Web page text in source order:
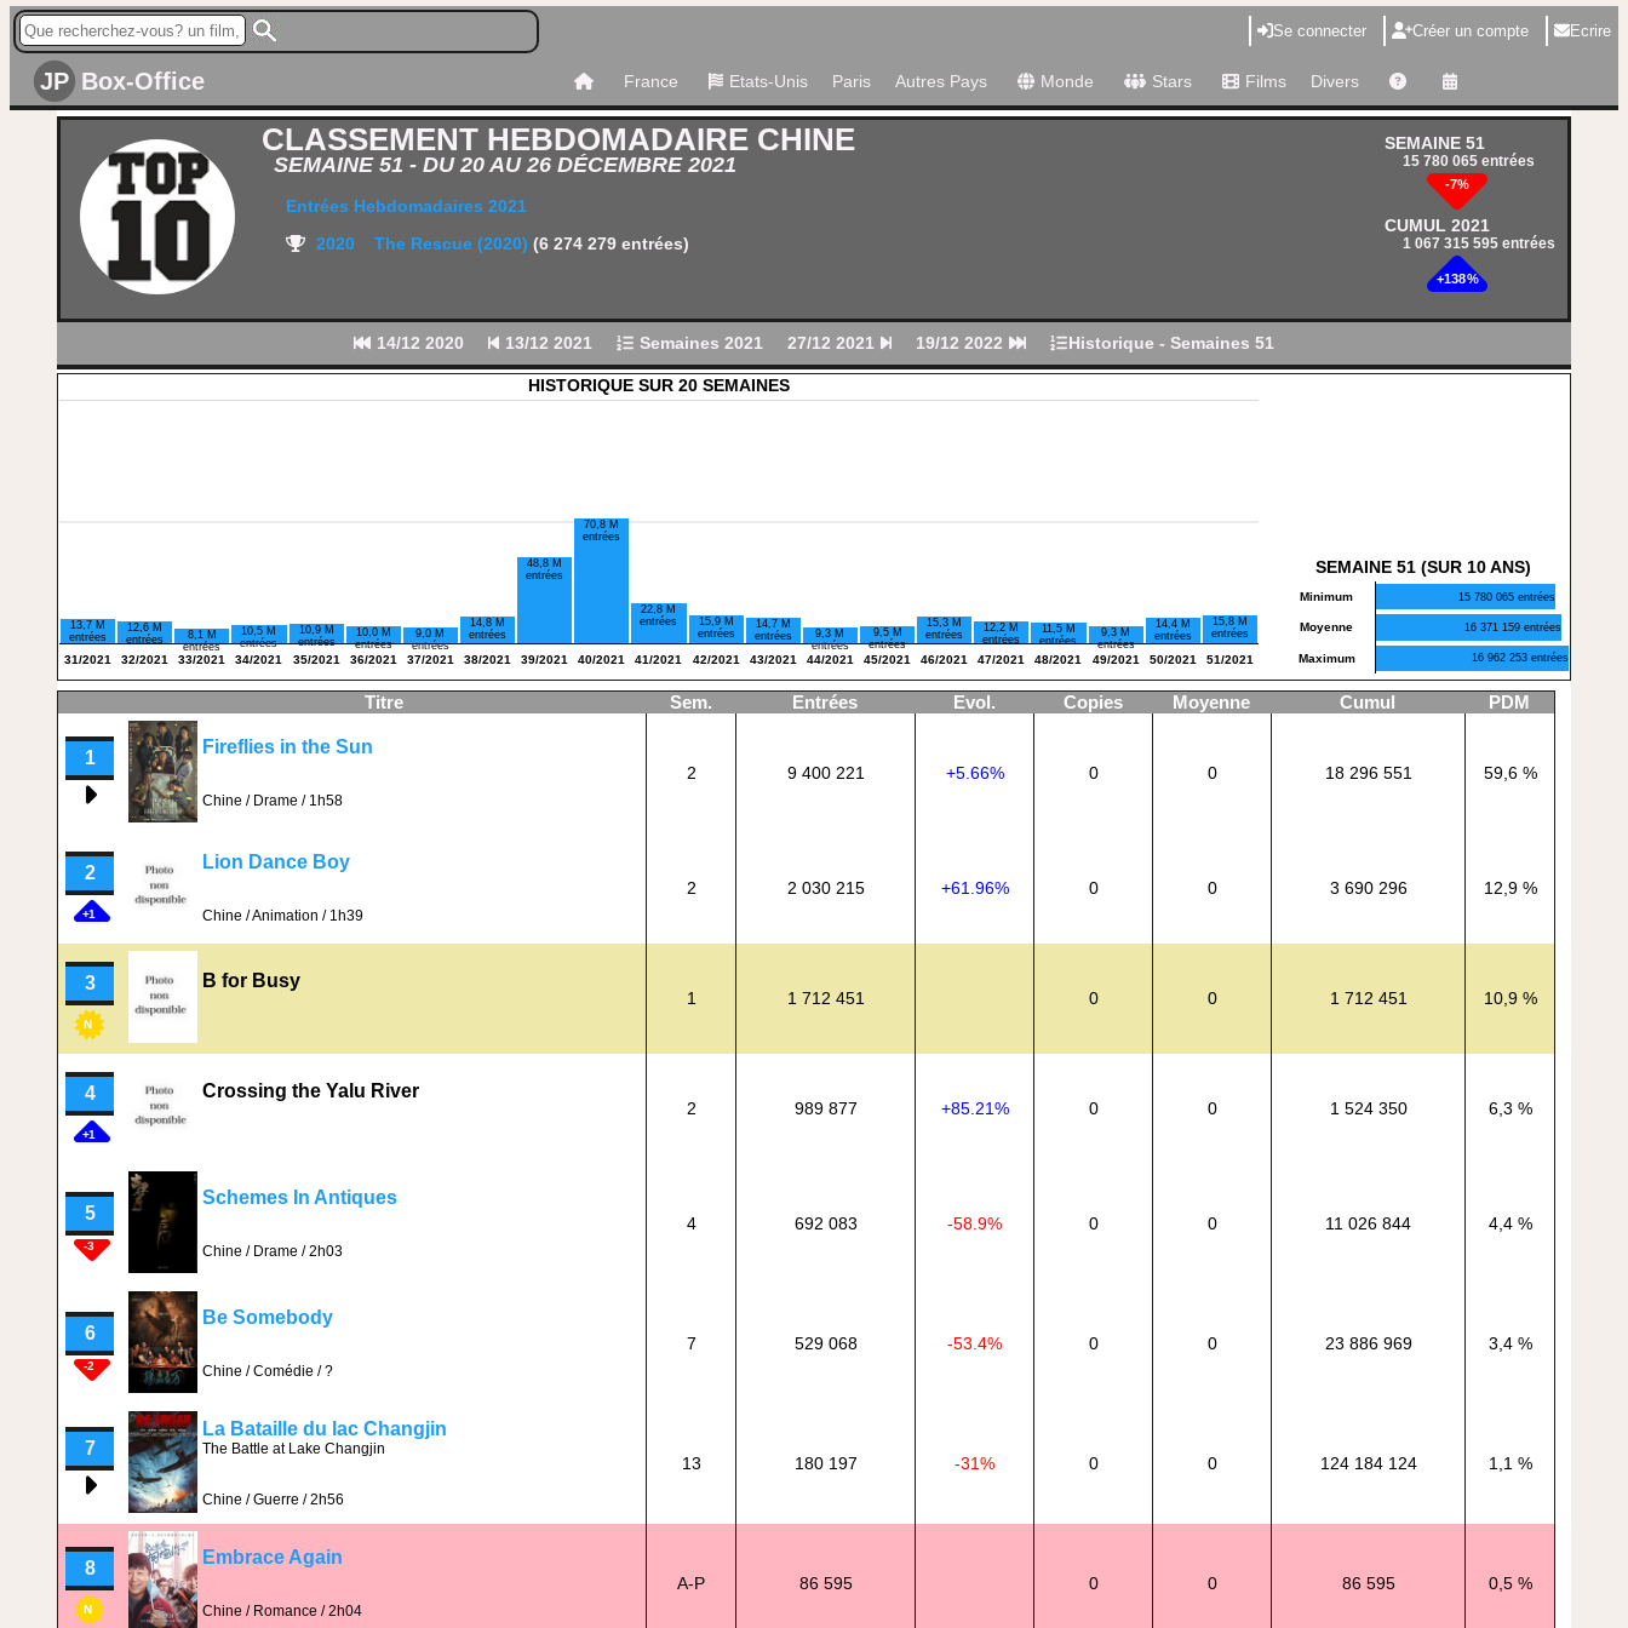
Se connecter Créer un compte Ecrire
JP Box-Office France Etats-Unis Paris Autres Pays Monde Stars Films Divers
CLASSEMENT HEBDOMADAIRE CHINE
SEMAINE 51 - DU 20 AU 26 DÉCEMBRE 2021
Entrées Hebdomadaires 2021
2020
The Rescue (2020) (6 274 279 entrées)
SEMAINE 51
15 780 065 entrées
-7%
CUMUL 2021
1 067 315 595 entrées
+138%
14/12 2020 13/12 2021 Semaines 2021 27/12 2021 19/12 2022 Historique - Semaines 51
HISTORIQUE SUR 20 SEMAINES
31/2021
13,7 M
entrées
32/2021
12,6 M
entrées
33/2021
8,1 M
entrées
34/2021
10,5 M
entrées
35/2021
10,9 M
entrées
36/2021
10,0 M
entrées
37/2021
9,0 M
entrées
38/2021
14,8 M
entrées
39/2021
48,8 M
entrées
40/2021
70,8 M
entrées
41/2021
22,8 M
entrées
42/2021
15,9 M
entrées
43/2021
14,7 M
entrées
44/2021
9,3 M
entrées
45/2021
9,5 M
entrées
46/2021
15,3 M
entrées
47/2021
12,2 M
entrées
48/2021
11,5 M
entrées
49/2021
9,3 M
entrées
50/2021
14,4 M
entrées
51/2021
15,8 M
entrées
SEMAINE 51 (SUR 10 ANS)
Minimum 15 780 065 entrées
Moyenne 16 371 159 entrées
Maximum 16 962 253 entrées
Titre Sem. Entrées Evol. Copies Moyenne Cumul PDM
1
Fireflies in the Sun
Chine / Drame / 1h58
2 9 400 221 +5.66% 0 0 18 296 551 59,6 %
2
+1
Lion Dance Boy
Chine / Animation / 1h39
2 2 030 215 +61.96% 0 0 3 690 296 12,9 %
3
N
B for Busy
1 1 712 451 0 0 1 712 451 10,9 %
4
+1
Crossing the Yalu River
2 989 877 +85.21% 0 0 1 524 350 6,3 %
5
-3
Schemes In Antiques
Chine / Drame / 2h03
4 692 083 -58.9% 0 0 11 026 844 4,4 %
6
-2
Be Somebody
Chine / Comédie / ?
7 529 068 -53.4% 0 0 23 886 969 3,4 %
7
La Bataille du lac Changjin
The Battle at Lake Changjin
Chine / Guerre / 2h56
13 180 197 -31% 0 0 124 184 124 1,1 %
8
N
Embrace Again
Chine / Romance / 2h04
A-P 86 595 0 0 86 595 0,5 %